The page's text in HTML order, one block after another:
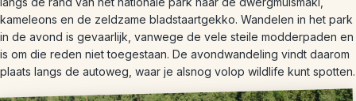
kameleons en de zeldzame bladstaartgekko. Wandelen in het park
in de avond is gevaarlijk, vanwege de vele steile modderpaden en
is om die reden niet toegestaan. De avondwandeling vindt daarom
plaats langs de autoweg, waar je alsnog volop wildlife kunt spotten.